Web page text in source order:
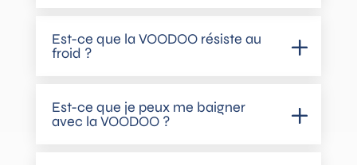
Est-ce que la VOODOO résiste au
froid ?
Est-ce que je peux me baigner
avec la VOODOO ?